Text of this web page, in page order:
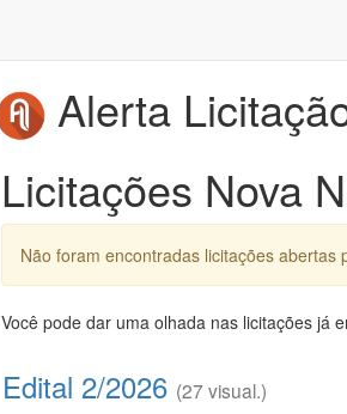
Alerta
Licitações Nova
Não foram encontradas licitações abertas
Você pode dar uma olhada nas licitações já
Edital 2/2026 (27 visual.)